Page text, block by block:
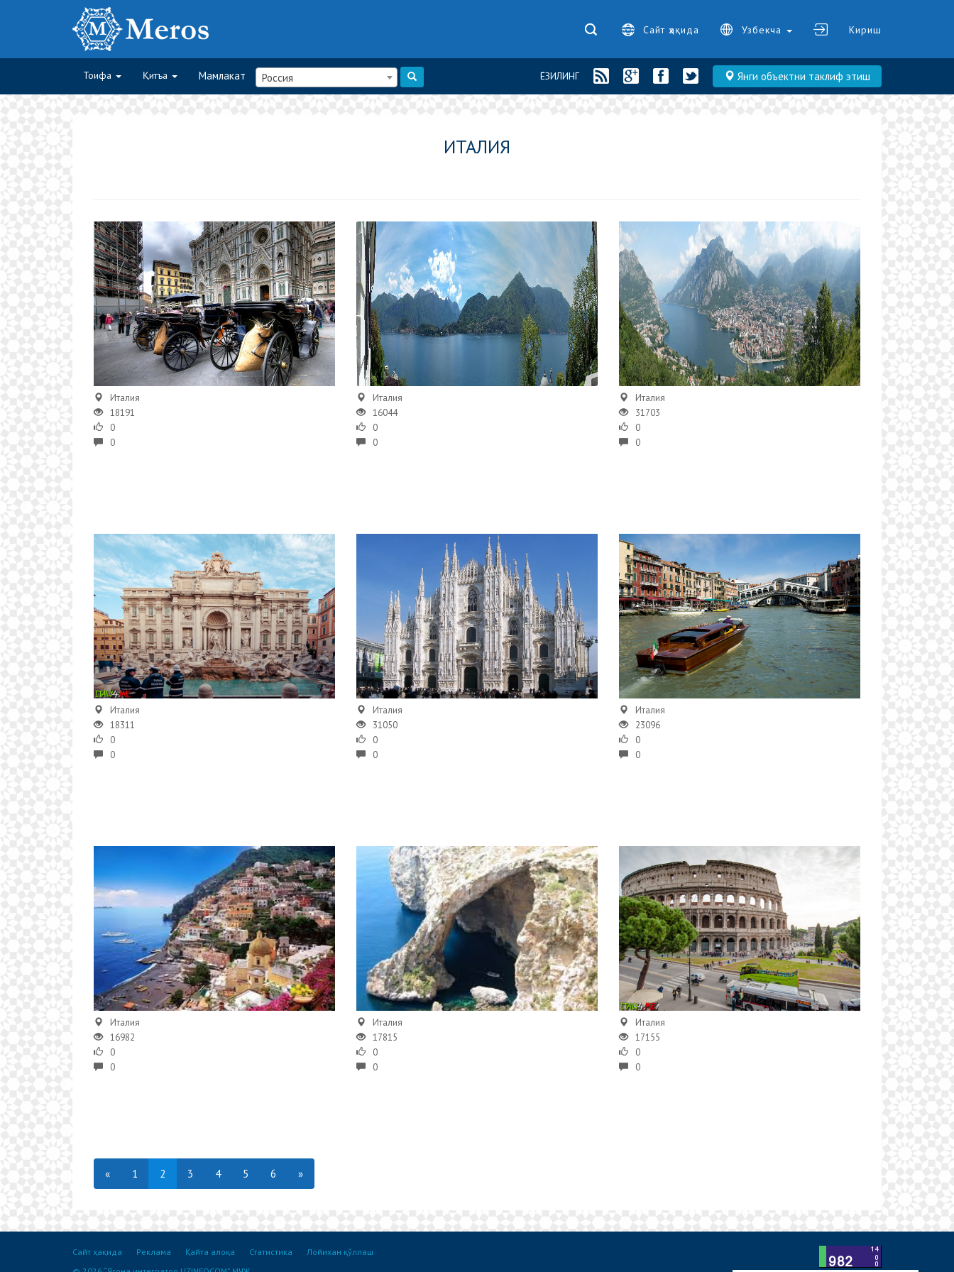
Сайт ҳақида Узбекча Кириш
Тоифа Қитъа Мамлакат Россия Янги объектни таклиф этиш
ЁЗИЛИНГ
ИТАЛИЯ
Италия
18191
0
0
Италия
16044
0
0
Италия
31703
0
0
Италия
18311
0
0
Италия
31050
0
0
Италия
23096
0
0
Италия
16982
0
0
Италия
17815
0
0
Италия
17155
0
0
« 1 2 3 4 5 6 »
Сайт ҳақида Реклама Қайта алоқа Статистика
Лойихан қўллаш